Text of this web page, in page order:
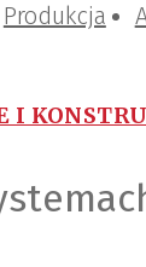
Produkcja
I